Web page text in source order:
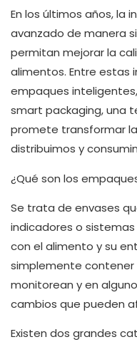
En los últimos años, la
avanzado de manera
permitan mejorar la
alimentos. Entre estas
empaques
smart packaging, una
promete transformar
distribuimos y
¿Qué son los
Se trata de envases
indicadores o
con el alimento y su
simplemente
monitorean y en
cambios que pueden
Existen dos grandes